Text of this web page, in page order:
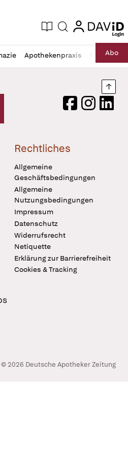
Zeitung
Aktuelle Ausgabe
Suche login
login
Apothekenpraxis RechtAbo
Logo
FacebookInstagram
Rechtliches
Allgemeine
Geschäftsbedingungen
Allgemeine
Nutzungsbedingungen
Impressum
Datenschutz
Widerrufsrecht
Netiquette
Erklärung zur Barrierefreiheit
Cookies & Tracking
© 2026 Deutsche Apotheker Zeitung